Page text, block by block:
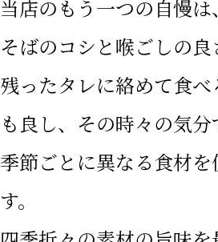
当店のもう一つの自慢
そばのコシと喉ごしの
残ったタレに絡めて食
も良し、その時々の気
季節ごとに異なる食材
す。